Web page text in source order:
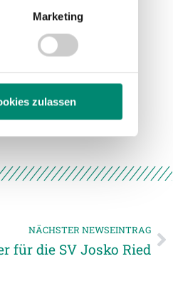
unserer
Marketing
zulassen
NÄCHSTER NEWSEINTRAG
für die SV Josko Ried